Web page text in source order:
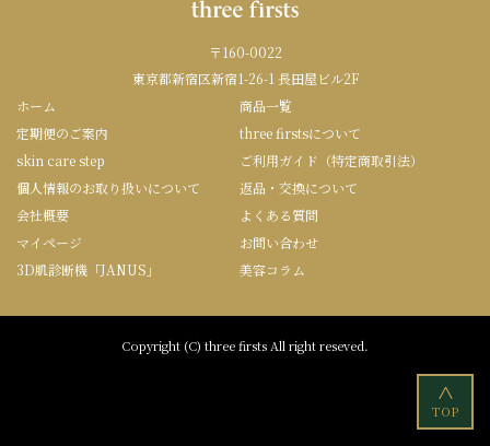
〒160-0022
東京都新宿区新宿1-26-1 長田屋ビル2F
ホーム
商品一覧
定期便のご案内
three firstsについて
skin care step
ご利用ガイド（特定商取引法）
個人情報のお取り扱いについて
返品・交換について
会社概要
よくある質問
マイページ
お問い合わせ
3D肌診断機「JANUS」
美容コラム
Copyright (C) three firsts All right reseved.
<
TOP